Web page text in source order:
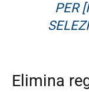
PER
Elimina